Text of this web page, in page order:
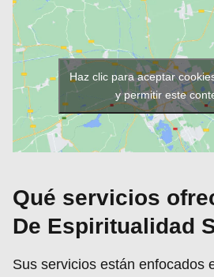
Haz clic para aceptar
y permitir este
Qué servicios
De Espiritualidad
Sus servicios están enfocados